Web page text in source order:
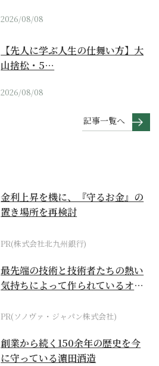
2026/08/08
【先人に学ぶ人生の仕舞い方】大
山捨松・5…
2026/08/08
記事一覧へ
金利上昇を機に、『守るお金』の
置き場所を再検討
PR(株式会社北九州銀行)
最先端の技術と技術者たちの熱い
気持ちによって作られているオー
PR(ソノヴァ・ジャパン株式会社)
創業から続く150余年の歴史を今
に守っている濵田酒造